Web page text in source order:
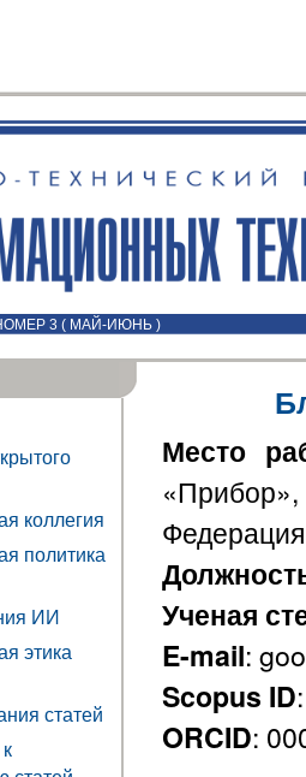
3 ( МАЙ-ИЮНЬ )
коллегия
политика
ИИ
этика
статей
Место
Ученая
E-mail:
Scopus ID
ORCID: